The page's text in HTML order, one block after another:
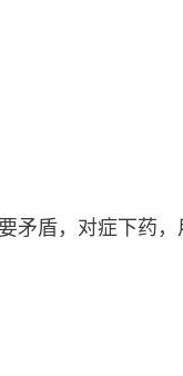
矛盾，对症下药，